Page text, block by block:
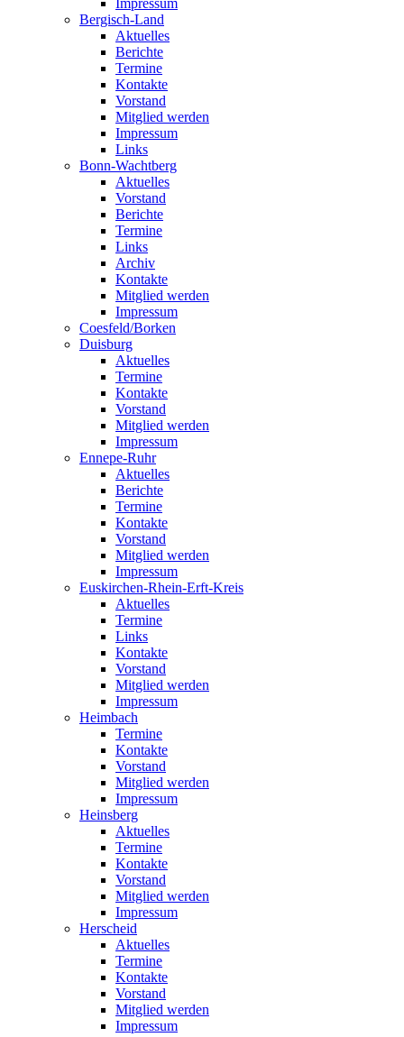
Impressum
Bergisch-Land
Aktuelles
Berichte
Termine
Kontakte
Vorstand
Mitglied werden
Impressum
Links
Bonn-Wachtberg
Aktuelles
Vorstand
Berichte
Termine
Links
Archiv
Kontakte
Mitglied werden
Impressum
Coesfeld/Borken
Duisburg
Aktuelles
Termine
Kontakte
Vorstand
Mitglied werden
Impressum
Ennepe-Ruhr
Aktuelles
Berichte
Termine
Kontakte
Vorstand
Mitglied werden
Impressum
Euskirchen-Rhein-Erft-Kreis
Aktuelles
Termine
Links
Kontakte
Vorstand
Mitglied werden
Impressum
Heimbach
Termine
Kontakte
Vorstand
Mitglied werden
Impressum
Heinsberg
Aktuelles
Termine
Kontakte
Vorstand
Mitglied werden
Impressum
Herscheid
Aktuelles
Termine
Kontakte
Vorstand
Mitglied werden
Impressum